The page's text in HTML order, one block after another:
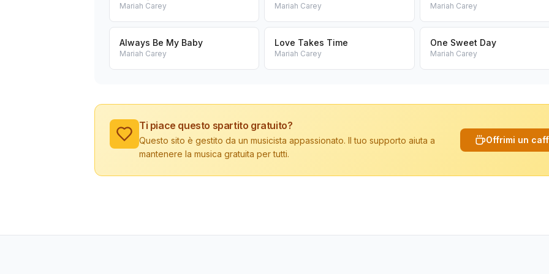
Mariah Carey Mariah Carey Mariah Carey
Always Be My Baby
Mariah Carey
Love Takes Time
Mariah Carey
One Sweet Day
Mariah Carey
Ti piace questo spartito gratuito?
Questo sito è gestito da un musicista appassionato. Il tuo supporto aiuta a
mantenere la musica gratuita per tutti.
Offrimi un